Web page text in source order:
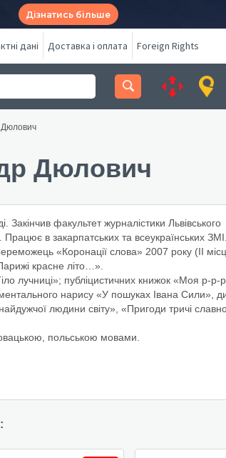
Дізнатись більше
дані Доставка і оплата Foreign Rights
Дюлович
факультет журналістики Львівського
Працює в закарпатських та всеукраїнських ЗМІ.
«Коронації слова» 2007 року (ІІ
красне літо…».
лучниці»; публіцистичних книжок «Моя р-р-
нарису «У пошуках Івана Сили»,
людини світу», «Пригоди тричі
польською мовами.